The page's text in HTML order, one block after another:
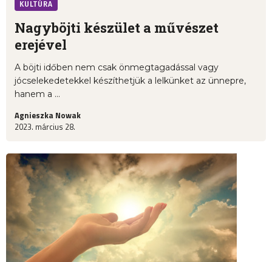
KULTÚRA
Nagyböjti készület a művészet
erejével
A böjti időben nem csak önmegtagadással vagy
jócselekedetekkel készíthetjük a lelkünket az ünnepre,
hanem a ...
Agnieszka Nowak
2023. március 28.